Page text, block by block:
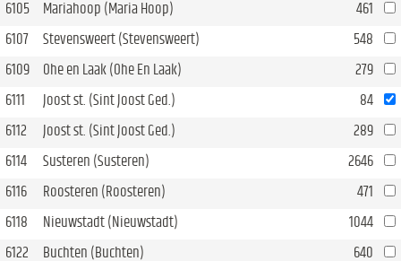
6105
Mariahoop (Maria Hoop)
461
6107
Stevensweert (Stevensweert)
548
6109
Ohe en Laak (Ohe En Laak)
279
6111
Joost st. (Sint Joost Ged.)
84
6112
Joost st. (Sint Joost Ged.)
289
6114
Susteren (Susteren)
2646
6116
Roosteren (Roosteren)
471
6118
Nieuwstadt (Nieuwstadt)
1044
6122
Buchten (Buchten)
640